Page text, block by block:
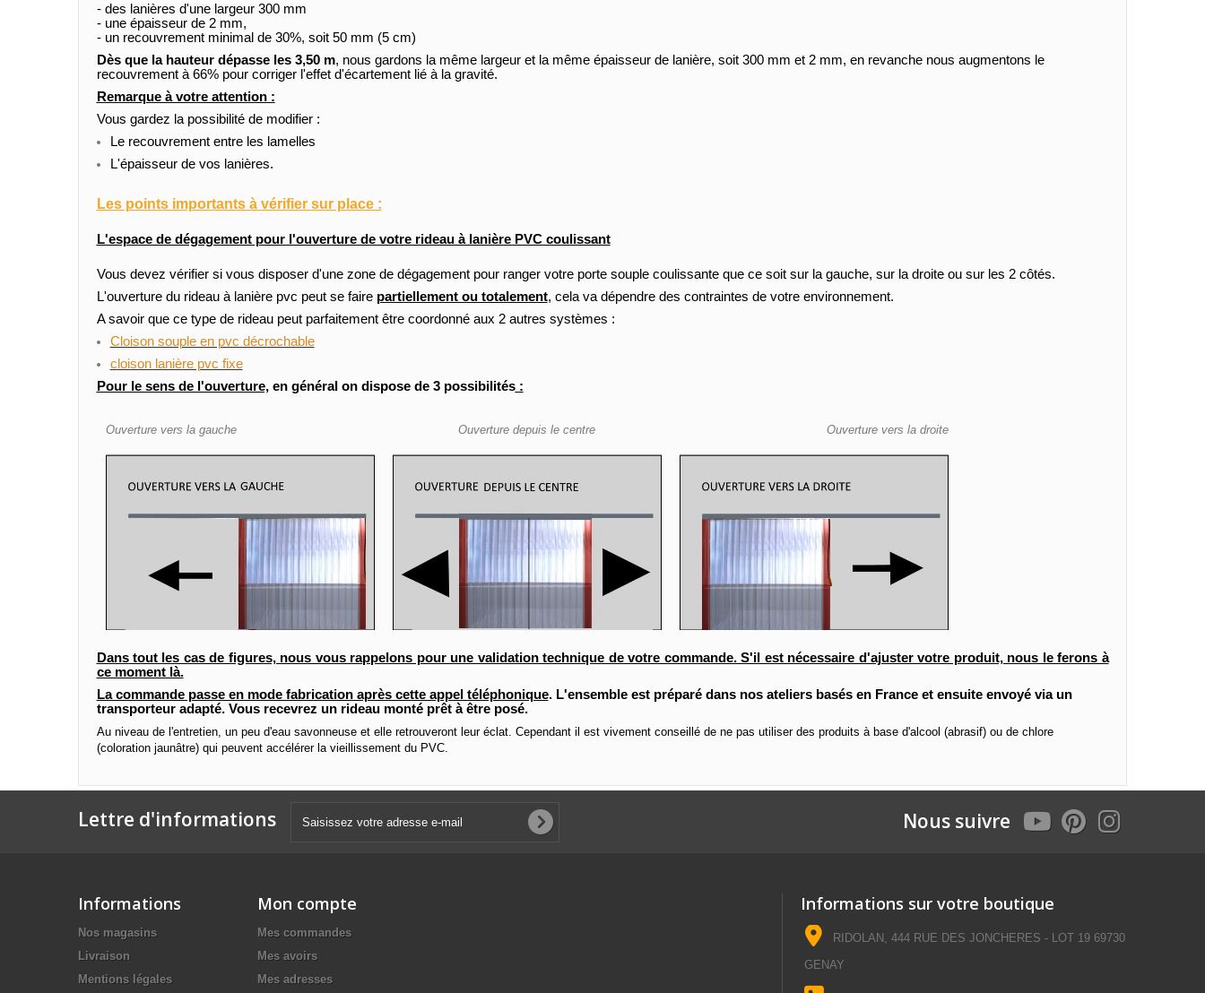
- des lanières d'une largeur 300 mm
- une épaisseur de 2 mm,
- un recouvrement minimal de 30%, soit 50 mm (5 cm)
Dès que la hauteur dépasse les 3,50 m, nous gardons la même largeur et la même épaisseur de lanière, soit 300 mm et 2 mm, en revanche nous augmentons le
recouvrement à 66% pour corriger l'effet d'écartement lié à la gravité.
Remarque à votre attention :
Vous gardez la possibilité de modifier :
Le recouvrement entre les lamelles
L'épaisseur de vos lanières.
Les points importants à vérifier sur place :
L'espace de dégagement pour l'ouverture de votre rideau à lanière PVC coulissant
Vous devez vérifier si vous disposer d'une zone de dégagement pour ranger votre porte souple coulissante que ce soit sur la gauche, sur la droite ou sur les 2 côtés.
L'ouverture du rideau à lanière pvc peut se faire partiellement ou totalement, cela va dépendre des contraintes de votre environnement.
A savoir que ce type de rideau peut parfaitement être coordonné aux 2 autres systèmes :
Cloison souple en pvc décrochable
cloison lanière pvc fixe
Pour le sens de l'ouverture,en général on dispose de 3 possibilités:
Ouverture vers la gauche Ouverture depuis le centre Ouverture vers la droite
Danstout les cas de figures, nous vous rappelons pour une validation technique de votre commande. S'il est nécessaire d'ajuster votre produit, nous le ferons à
ce moment là.
La commande passe en mode fabrication après cette appel téléphonique. L'ensemble est préparé dans nos ateliers basés en France et ensuite envoyé via un
transporteur adapté. Vous recevrez un rideau monté prêt à être posé.
Au niveau de l'entretien, un peu d'eau savonneuse et elle retrouveront leur éclat. Cependant il est vivement conseillé de ne pas utiliser des produits à base d'alcool (abrasif) ou de chlore
(coloration jaunâtre) qui peuvent accélérer la vieillissement du PVC.
Lettre d'informations Nous suivre
Informations
Nos magasins
Livraison
Mentions légales
Mon compte
Mes commandes
Mes avoirs
Mes adresses
Informations sur votre boutique
RIDOLAN, 444 RUE DES JONCHERES - LOT 19 69730
GENAY